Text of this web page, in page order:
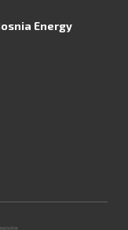
Energy